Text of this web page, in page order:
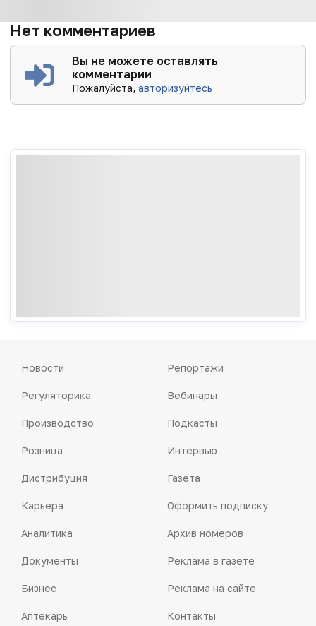
Нет комментариев
Вы не можете оставлять
комментарии
Пожалуйста,авторизуйтесь
Новости
Регуляторика
Производство
Розница
Дистрибуция
Карьера
Аналитика
Документы
Бизнес
Аптекарь
Репортажи
Вебинары
Подкасты
Интервью
Газета
Оформить подписку
Архив номеров
Реклама в газете
Реклама на сайте
Контакты